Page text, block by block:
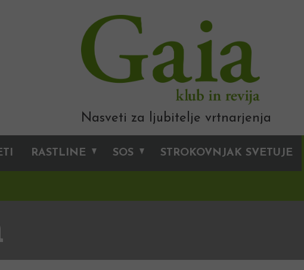
Nasveti za ljubitelje vrtnarjenja
RASTLINE SOS STROKOVNJAK SVETUJE